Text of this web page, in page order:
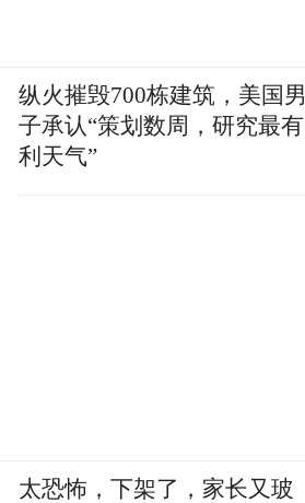
纵火摧毁700栋建筑，美国男
子承认“策划数周，研究最有
利天气”
太恐怖，下架了，家长又玻